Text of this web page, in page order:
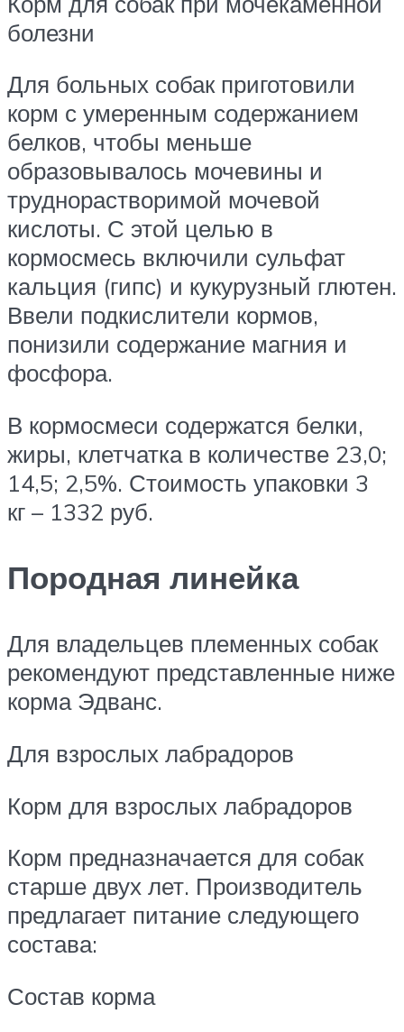
болезни
Для больных собак приготовили
корм с умеренным содержанием
белков, чтобы меньше
образовывалось мочевины и
труднорастворимой мочевой
кислоты. С этой целью в
кормосмесь включили сульфат
кальция (гипс) и кукурузный глютен.
Ввели подкислители кормов,
понизили содержание магния и
фосфора.
В кормосмеси содержатся белки,
жиры, клетчатка в количестве 23,0;
14,5; 2,5%. Стоимость упаковки 3
кг – 1332 руб.
Породная линейка
Для владельцев племенных собак
рекомендуют представленные ниже
корма Эдванс.
Для взрослых лабрадоров
Корм для взрослых лабрадоров
Корм предназначается для собак
старше двух лет. Производитель
предлагает питание следующего
состава:
Состав корма